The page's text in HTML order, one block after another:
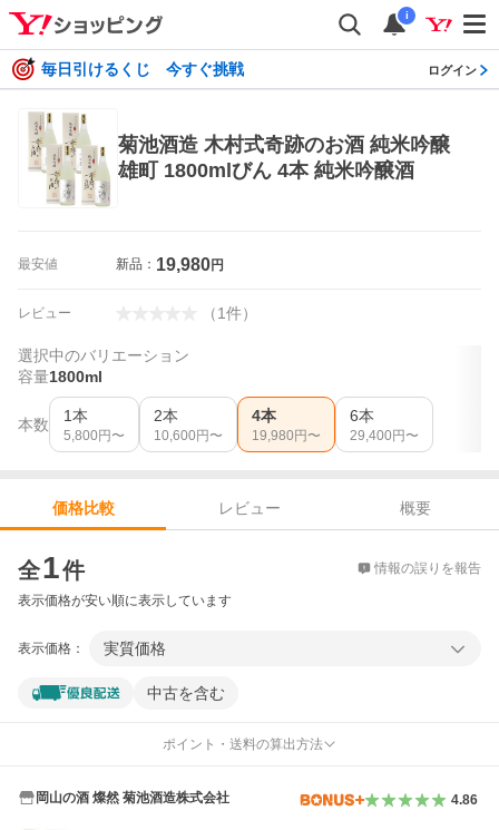
i
毎日引けるくじ 今すぐ挑戦 ログイン
菊池酒造 木村式奇跡のお酒 純米吟醸
雄町 1800mlびん 4本 純米吟醸酒
最安値 新品： 19,980円
レビュー （1件）
選択中のバリエーション
容量1800ml
本数 1本
5,800 円〜
2本
10,600 円〜
4本
19,980 円〜
6本
29,400 円〜
価格比較 レビュー
概要
全1件 情報の誤りを報告
表示価格が安い順に表示しています
表示価格： 実質価格
中古を含む
ポイント・送料の算出方法
岡山の酒 燦然 菊池酒造株式会社 4.86